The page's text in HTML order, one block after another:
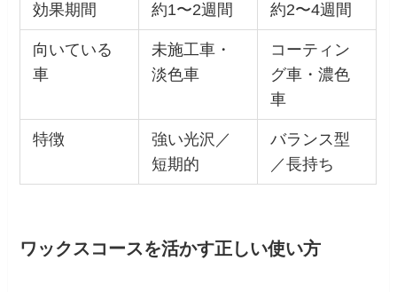
効果期間 約1〜2週間 約2〜4週間
向いている
車
未施工車・
淡色車
コーティン
グ車・濃色
車
特徴
強い光沢／
短期的
バランス型
／長持ち
ワックスコースを活かす正しい使い方